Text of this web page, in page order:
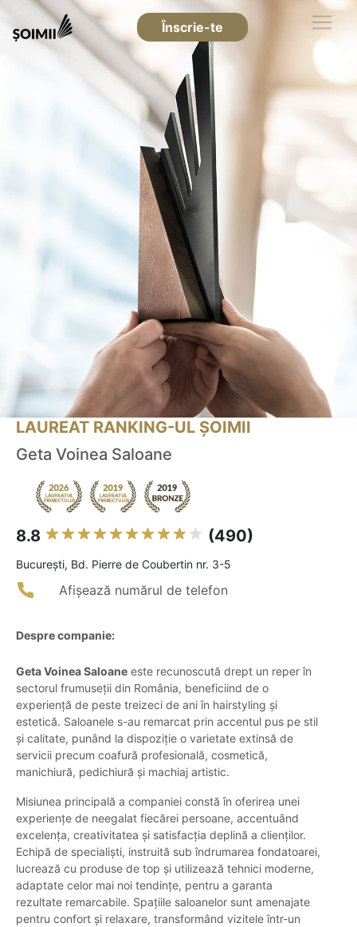
Înscrie-te
LAUREAT RANKING-UL ȘOIMII
Geta Voinea Saloane
8.8 (490)
Bucureşti, Bd. Pierre de Coubertin nr. 3-5
Afișează numărul de telefon
Despre companie:
Geta Voinea Saloane este recunoscută drept un reper în
sectorul frumuseții din România, beneficiind de o
experiență de peste treizeci de ani în hairstyling și
estetică. Saloanele s-au remarcat prin accentul pus pe stil
și calitate, punând la dispoziție o varietate extinsă de
servicii precum coafură profesională, cosmetică,
manichiură, pedichiură și machiaj artistic.
Misiunea principală a companiei constă în oferirea unei
experiențe de neegalat fiecărei persoane, accentuând
excelența, creativitatea și satisfacția deplină a clienților.
Echipă de specialiști, instruită sub îndrumarea fondatoarei,
lucrează cu produse de top și utilizează tehnici moderne,
adaptate celor mai noi tendințe, pentru a garanta
rezultate remarcabile. Spațiile saloanelor sunt amenajate
pentru confort și relaxare, transformând vizitele într-un